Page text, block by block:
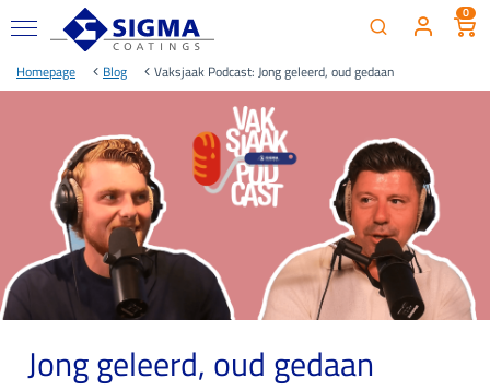
0
Homepage Blog Vaksjaak Podcast: Jong geleerd, oud gedaan
Jong geleerd, oud gedaan